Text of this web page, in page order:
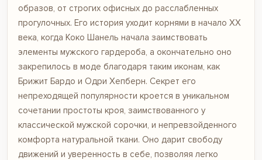
образов, от строгих офисных до расслабленных
прогулочных. Его история уходит корнями в начало XX
века, когда Коко Шанель начала заимствовать
элементы мужского гардероба, а окончательно оно
закрепилось в моде благодаря таким иконам, как
Брижит Бардо и Одри Хепберн. Секрет его
непреходящей популярности кроется в уникальном
сочетании простоты кроя, заимствованного у
классической мужской сорочки, и непревзойденного
комфорта натуральной ткани. Оно дарит свободу
движений и уверенность в себе, позволяя легко